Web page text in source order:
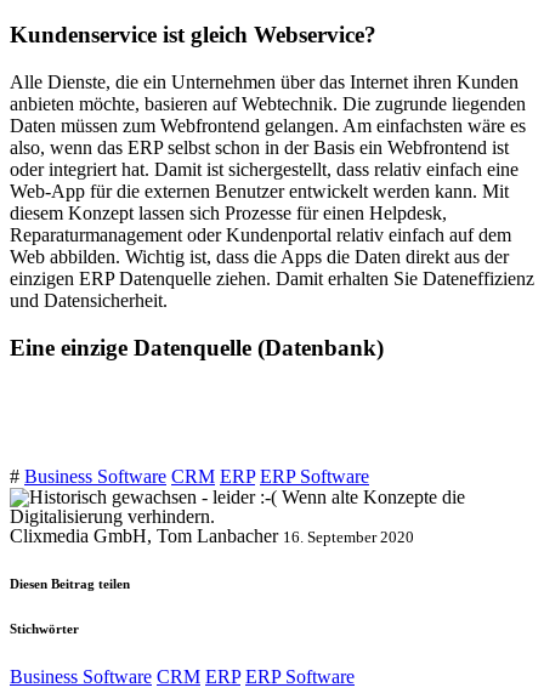
Kundenservice ist gleich Webservice?
Alle Dienste, die ein Unternehmen über das Internet ihren Kunden
anbieten möchte, basieren auf Webtechnik. Die zugrunde liegenden
Daten müssen zum Webfrontend gelangen. Am einfachsten wäre es
also, wenn das ERP selbst schon in der Basis ein Webfrontend ist
oder integriert hat. Damit ist sichergestellt, dass relativ einfach eine
Web-App für die externen Benutzer entwickelt werden kann. Mit
diesem Konzept lassen sich Prozesse für einen Helpdesk,
Reparaturmanagement oder Kundenportal relativ einfach auf dem
Web abbilden. Wichtig ist, dass die Apps die Daten direkt aus der
einzigen ERP Datenquelle ziehen. Damit erhalten Sie Dateneffizienz
und Datensicherheit.
Eine einzige Datenquelle (Datenbank)
# Business Software CRM ERP ERP Software
Clixmedia GmbH, Tom Lanbacher 16. September 2020
Diesen Beitrag teilen
Stichwörter
Business Software CRM ERP ERP Software